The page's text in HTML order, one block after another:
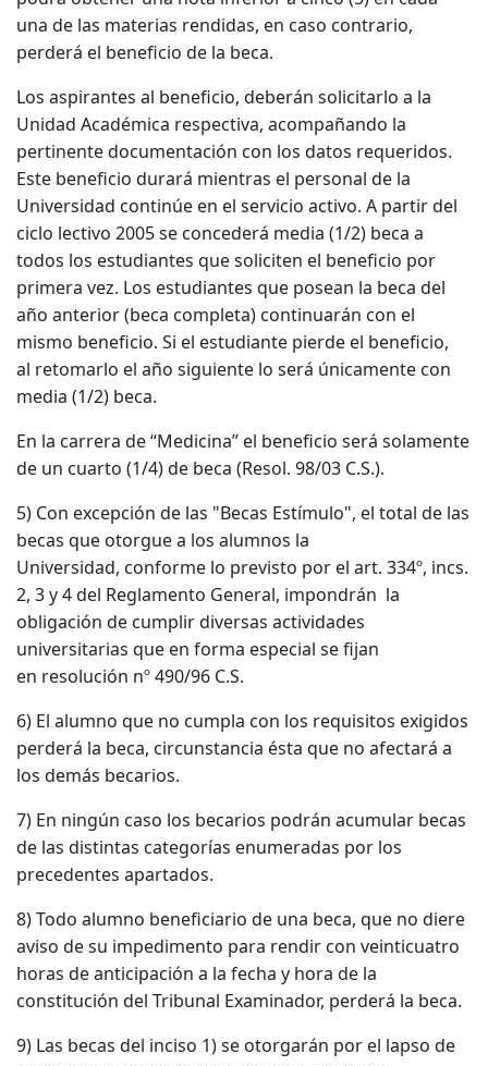
una de las materias rendidas, en caso contrario,
perderá el beneficio de la beca.
Los aspirantes al beneficio, deberán solicitarlo a la
Unidad Académica respectiva, acompañando la
pertinente documentación con los datos requeridos.
Este beneficio durará mientras el personal de la
Universidad continúe en el servicio activo. A partir del
ciclo lectivo 2005 se concederá media (1/2) beca a
todos los estudiantes que soliciten el beneficio por
primera vez. Los estudiantes que posean la beca del
año anterior (beca completa) continuarán con el
mismo beneficio. Si el estudiante pierde el beneficio,
al retomarlo el año siguiente lo será únicamente con
media (1/2) beca.
En la carrera de “Medicina” el beneficio será solamente
de un cuarto (1/4) de beca (Resol. 98/03 C.S.).
5) Con excepción de las "Becas Estímulo", el total de las
becas que otorgue a los alumnos la
Universidad, conforme lo previsto por el art. 334º, incs.
2, 3 y 4 del Reglamento General, impondrán la
obligación de cumplir diversas actividades
universitarias que en forma especial se fijan
en resolución nº 490/96 C.S.
6) El alumno que no cumpla con los requisitos exigidos
perderá la beca, circunstancia ésta que no afectará a
los demás becarios.
7) En ningún caso los becarios podrán acumular becas
de las distintas categorías enumeradas por los
precedentes apartados.
8) Todo alumno beneficiario de una beca, que no diere
aviso de su impedimento para rendir con veinticuatro
horas de anticipación a la fecha y hora de la
constitución del Tribunal Examinador, perderá la beca.
9) Las becas del inciso 1) se otorgarán por el lapso de